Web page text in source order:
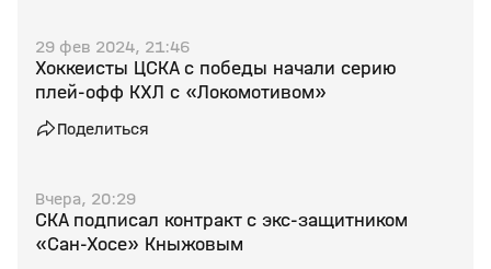
29 фев 2024, 21:46
Хоккеисты ЦСКА с победы начали серию
плей‑офф КХЛ с «Локомотивом»
Поделиться
Вчера, 20:29
СКА подписал контракт с экс‑защитником
«Сан‑Хосе» Кныжовым